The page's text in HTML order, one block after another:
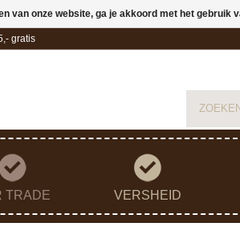
gratis
TRADE VERSHEID
van onze website, ga je akkoord met het gebruik